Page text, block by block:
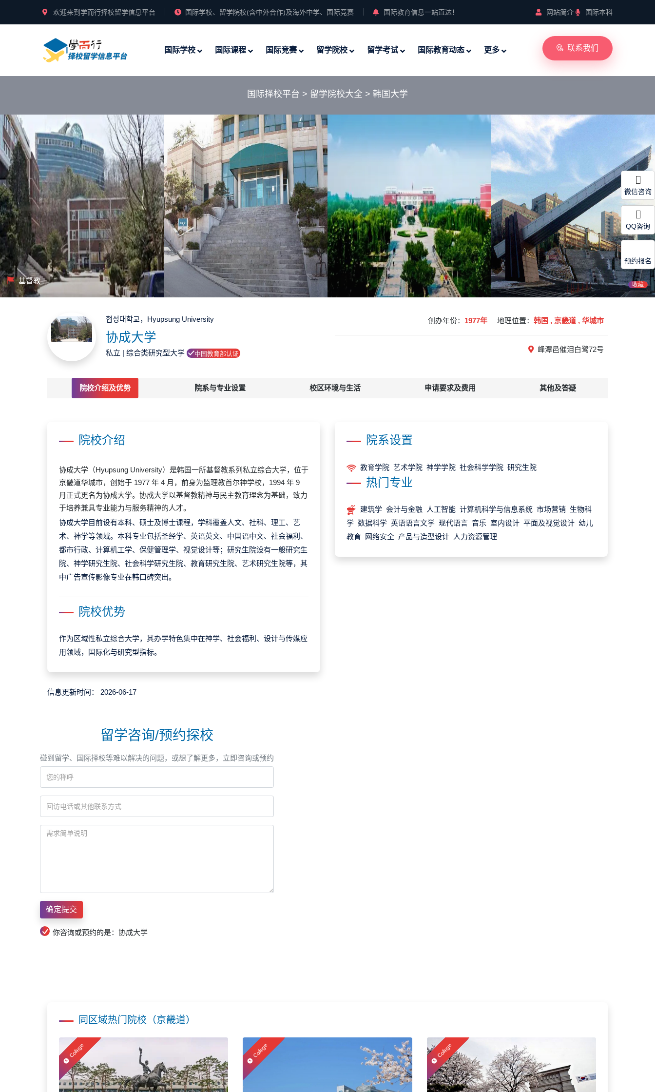
欢迎来到学而行择校留学信息平台 国际学校、留学院校(含中外合作)及海外中学、国际竞赛 国际教育信息一站直达！ 网站简介 国际本科
国际学校 国际课程 国际竞赛 留学院校 留学考试 国际教育动态 更多 联系我们
国际择校平台 > 留学院校大全 > 韩国大学
基督教 收藏
협성대학교，Hyupsung University
协成大学
私立 | 综合类研究型大学 中国教育部认证
创办年份： 1977年 地理位置： 韩国 , 京畿道 , 华城市
峰潭邑催泪白鹭72号
院校介绍及优势 院系与专业设置 校区环境与生活 申请要求及费用 其他及答疑
院校介绍
协成大学（Hyupsung University）是韩国一所基督教系列私立综合大学，位于
京畿道华城市，创始于 1977 年 4 月，前身为监理教首尔神学校，1994 年 9
月正式更名为协成大学。协成大学以基督教精神与民主教育理念为基础，致力
于培养兼具专业能力与服务精神的人才。
协成大学目前设有本科、硕士及博士课程，学科覆盖人文、社科、理工、艺
术、神学等领域。本科专业包括圣经学、英语英文、中国语中文、社会福利、
都市行政、计算机工学、保健管理学、视觉设计等；研究生院设有一般研究生
院、神学研究生院、社会科学研究生院、教育研究生院、艺术研究生院等，其
中广告宣传影像专业在韩口碑突出。
院校优势
作为区域性私立综合大学，其办学特色集中在神学、社会福利、设计与传媒应
用领域，国际化与研究型指标。
院系设置
教育学院 艺术学院 神学学院 社会科学学院 研究生院
热门专业
建筑学 会计与金融 人工智能 计算机科学与信息系统 市场营销 生物科
学 数据科学 英语语言文学 现代语言 音乐 室内设计 平面及视觉设计 幼儿
教育 网络安全 产品与造型设计 人力资源管理
信息更新时间： 2026-06-17
留学咨询/预约探校
碰到留学、国际择校等难以解决的问题，或想了解更多，立即咨询或预约
你咨询或预约的是：协成大学
同区域热门院校（京畿道）
College College College
微信咨询
QQ咨询
预约报名